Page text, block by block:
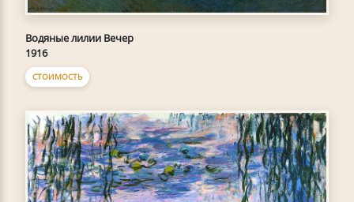
Водяные лилии Вечер
1916
СТОИМОСТЬ